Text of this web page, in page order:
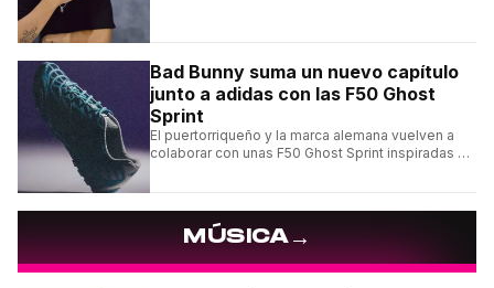
Bad Bunny suma un nuevo capítulo
junto a adidas con las F50 Ghost
Sprint
El puertorriqueño y la marca alemana vuelven a
colaborar con unas F50 Ghost Sprint inspiradas en
MÚSICA→